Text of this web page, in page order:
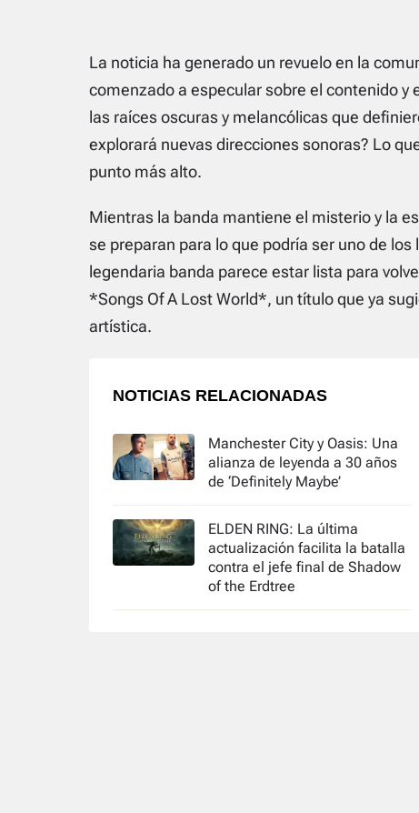
La noticia ha generado un revuelo en la
comenzado a especular sobre el contenido y
las raíces oscuras y melancólicas que
explorará nuevas direcciones sonoras? Lo
punto más alto.
Mientras la banda mantiene el misterio y la
se preparan para lo que podría ser uno de
legendaria banda parece estar lista para
*Songs Of A Lost World*, un título que ya
artística.
NOTICIAS RELACIONADAS
Manchester City y Oasis: Una
alianza de leyenda a 30 años
de ‘Definitely Maybe’
ELDEN RING: La última
actualización facilita la batalla
contra el jefe final de Shadow
of the Erdtree